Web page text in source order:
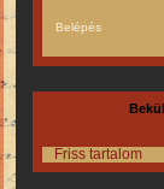
Friss tartalom